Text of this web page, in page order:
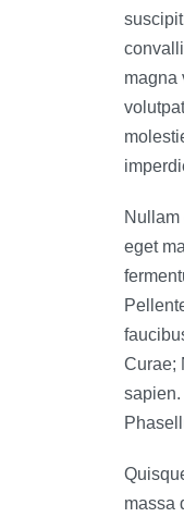
magna
eget
Curae;
massa